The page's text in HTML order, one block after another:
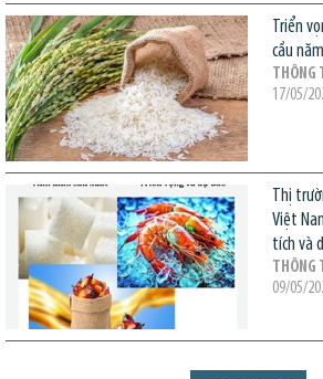
Triển
cầu
THÔNG
17/05/
Thị
Việt
tích và
THÔNG
09/05/